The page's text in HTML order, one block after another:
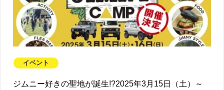
イベント
ジムニー好きの聖地が誕生!?2025年3月15日（土）～